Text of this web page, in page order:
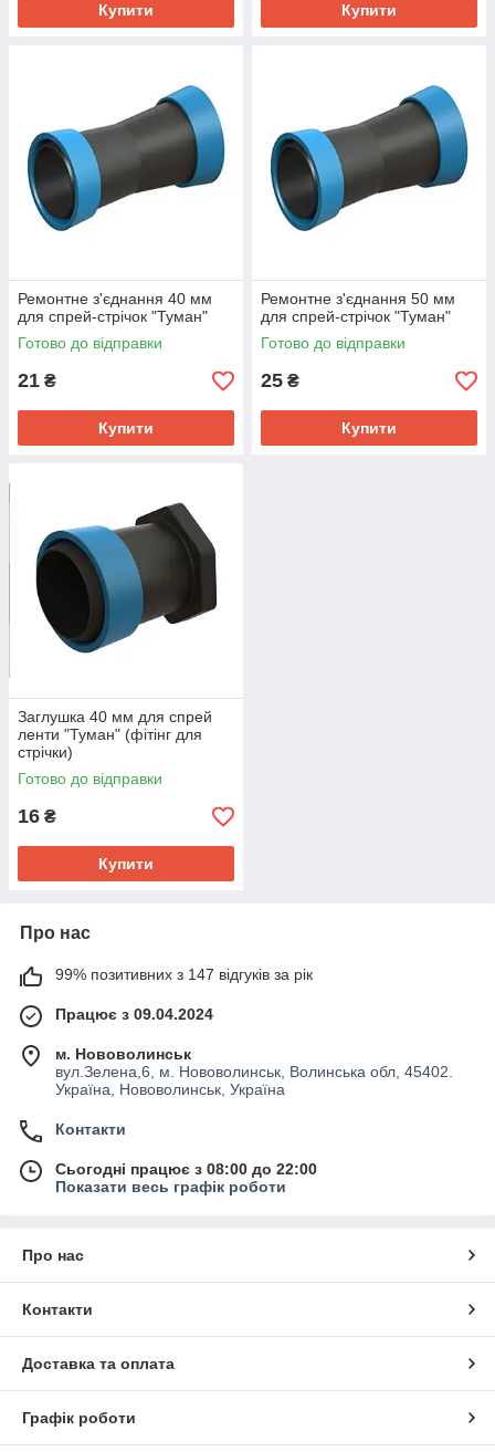
Купити Купити
Ремонтне з'єднання 40 мм
для спрей-стрічок "Туман"
Готово до відправки
21 ₴
Купити
Ремонтне з'єднання 50 мм
для спрей-стрічок "Туман"
Готово до відправки
25 ₴
Купити
Заглушка 40 мм для спрей
ленти "Туман" (фітінг для
стрічки)
Готово до відправки
16 ₴
Купити
Про нас
99% позитивних з 147 відгуків за рік
Працює з 09.04.2024
м. Нововолинськ
вул.Зелена,6, м. Нововолинськ, Волинська обл, 45402.
Україна, Нововолинськ, Україна
Контакти
Сьогодні працює з 08:00 до 22:00
Показати весь графік роботи
Про нас
Контакти
Доставка та оплата
Графік роботи